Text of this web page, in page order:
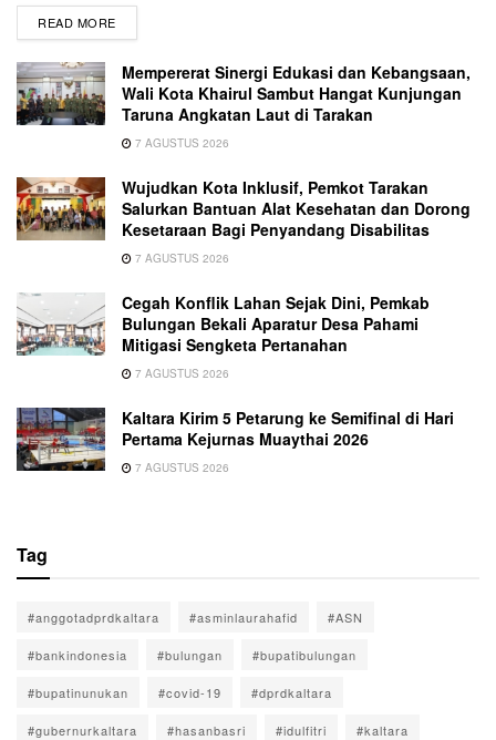
READ MORE
Mempererat Sinergi Edukasi dan Kebangsaan,
Wali Kota Khairul Sambut Hangat Kunjungan
Taruna Angkatan Laut di Tarakan
7 AGUSTUS 2026
Wujudkan Kota Inklusif, Pemkot Tarakan
Salurkan Bantuan Alat Kesehatan dan Dorong
Kesetaraan Bagi Penyandang Disabilitas
7 AGUSTUS 2026
Cegah Konflik Lahan Sejak Dini, Pemkab
Bulungan Bekali Aparatur Desa Pahami
Mitigasi Sengketa Pertanahan
7 AGUSTUS 2026
Kaltara Kirim 5 Petarung ke Semifinal di Hari
Pertama Kejurnas Muaythai 2026
7 AGUSTUS 2026
Tag
#anggotadprdkaltara #asminlaurahafid #ASN
#bankindonesia #bulungan #bupatibulungan
#bupatinunukan #covid-19 #dprdkaltara
#gubernurkaltara #hasanbasri #idulfitri #kaltara